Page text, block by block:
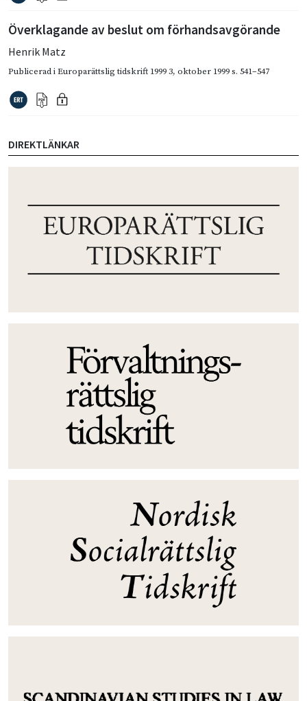
Överklagande av beslut om förhandsavgörande
Henrik Matz
Publicerad iEuroparättslig tidskrift 1999 3, oktober 1999s. 541–547
DIREKTLÄNKAR